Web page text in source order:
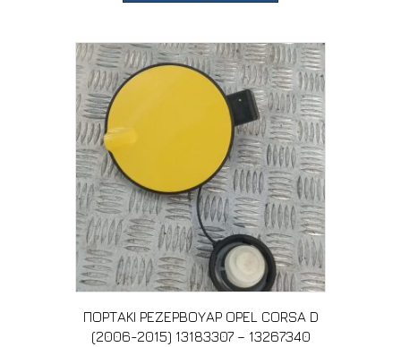
ΠΟΡΤΑΚΙ ΡΕΖΕΡΒΟΥΑΡ OPEL CORSA D
(2006-2015) 13183307 – 13267340